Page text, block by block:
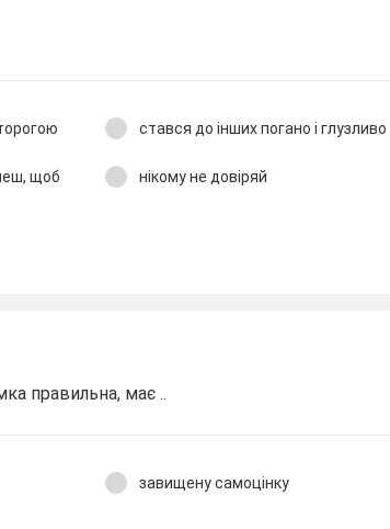
стався до інших погано і глузливо
щоб
нікому не довіряй
правильна, має ..
завищену самоцінку